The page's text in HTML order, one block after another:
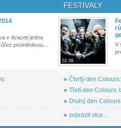
v dvaceti jedna
proměnlivou...
FESTIVALY
02.08.
V
» Čtvrtý den
» Třetí den Colours:
» Druhý den
» zobrazit více...